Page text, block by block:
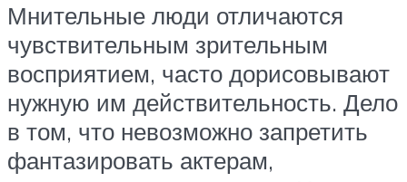
Мнительные люди отличаются
чувствительным зрительным
восприятием, часто дорисовывают
нужную им действительность. Дело
в том, что невозможно запретить
фантазировать актерам,